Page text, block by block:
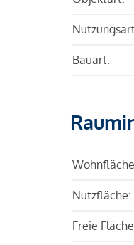
Bauart:
Nutzfläche:
Freie